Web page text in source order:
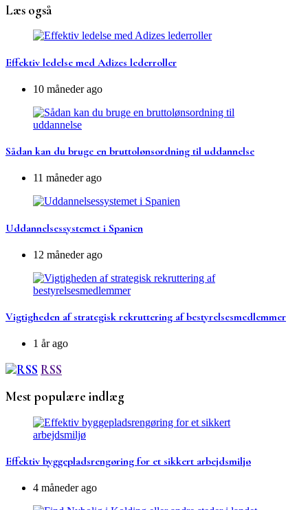
Læs også
Effektiv ledelse med Adizes lederroller
10 måneder ago
Sådan kan du bruge en bruttolønsordning til uddannelse
11 måneder ago
Uddannelsessystemet i Spanien
12 måneder ago
Vigtigheden af strategisk rekruttering af bestyrelsesmedlemmer
1 år ago
RSS
Mest populære indlæg
Effektiv byggepladsrengøring for et sikkert arbejdsmiljø
4 måneder ago